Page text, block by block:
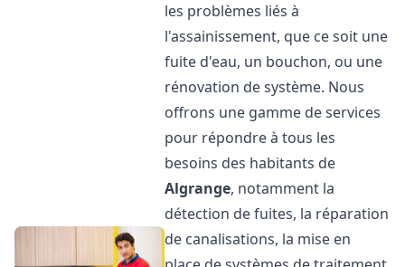
les problèmes liés à
l'assainissement, que ce soit une
fuite d'eau, un bouchon, ou une
rénovation de système. Nous
offrons une gamme de services
pour répondre à tous les
besoins des habitants de
Algrange, notamment la
détection de fuites, la réparation
de canalisations, la mise en